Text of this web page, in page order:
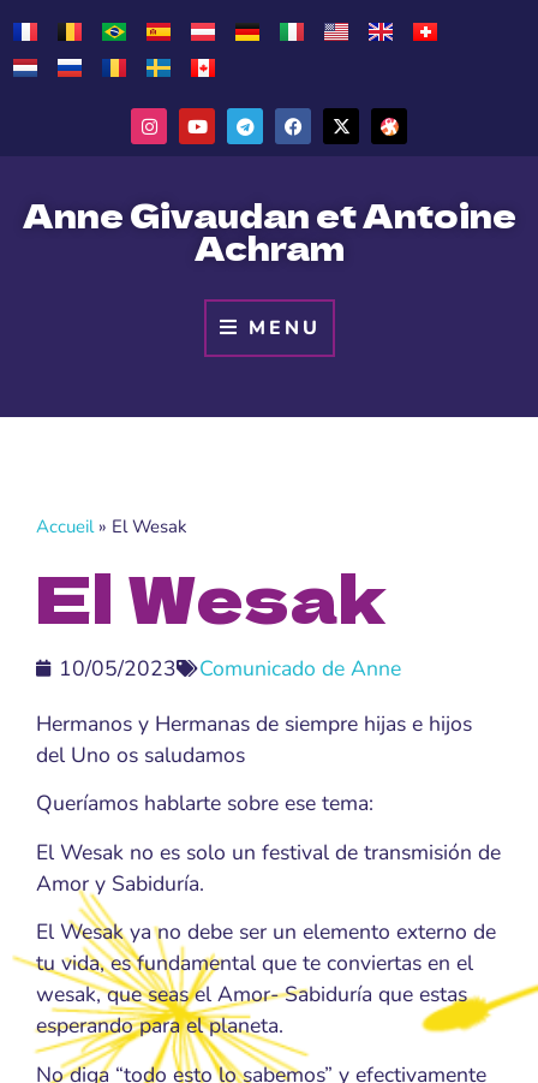
Anne Givaudan et Antoine
Achram
MENU
Accueil» El Wesak
El Wesak
10/05/2023
Comunicado de Anne
Hermanos y Hermanas de siempre hijas e hijos
del Uno os saludamos
Queríamos hablarte sobre ese tema:
El Wesak no es solo un festival de transmisión de
Amor y Sabiduría.
El Wesak ya no debe ser un elemento externo de
tu vida, es fundamental que te conviertas en el
wesak, que seas el Amor- Sabiduría que estas
esperando para el planeta.
No diga “todo esto lo sabemos” y efectivamente